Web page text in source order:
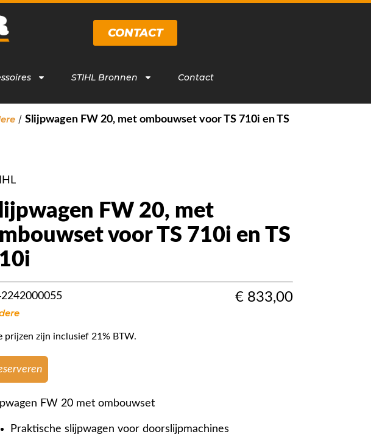
CONTACT
STIHL Bronnen Contact
/ Slijpwagen FW 20, met ombouwset voor TS 710i en TS
FW 20, met
voor TS 710i en TS
€ 833,00
prijzen zijn inclusief 21% BTW.
FW 20 met ombouwset
Praktische slijpwagen voor doorslijpmachines